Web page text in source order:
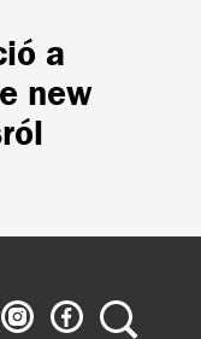
a
new
Ludwig
Múzeum
Ludwig
Múzeum
Keresés